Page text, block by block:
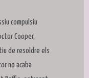
compulsiu
Cooper,
de resoldre els
no acaba